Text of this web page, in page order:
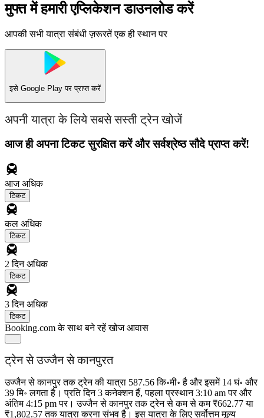
मुफ्त में हमारी एप्लिकेशन डाउनलोड करें
आपकी सभी यात्रा संबंधी ज़रूरतें एक ही स्थान पर
इसे Google Play पर प्राप्त करें
अपनी यात्रा के लिये सबसे सस्ती ट्रेन खोजें
आज ही अपना टिकट सुरक्षित करें और सर्वश्रेष्ठ सौदे प्राप्त करें!
आजअधिक
टिकट
कल अधिक
टिकट
2 दिनअधिक
टिकट
3 दिनअधिक
टिकट
Booking.com के साथ बने रहें खोज आवास
ट्रेन से उज्जैन से कानपुरत
उज्जैन से कानपुर तक ट्रेन की यात्रा 587.56 कि॰मी॰ है और इसमें 14 घं॰ और
39 मि॰ लगता है। प्रति दिन 3 कनेक्शन हैं, पहला प्रस्थान 3:10 am पर और
अंतिम 4:15 pm पर। उज्जैन से कानपुर तक ट्रेन से कम से कम ₹662.77 या
₹1,802.57 तक यात्रा करना संभव है। इस यात्रा के लिए सर्वोत्तम मूल्य